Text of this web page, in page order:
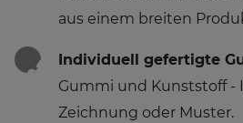
aus einem breiten
Individuell gefertigte
Gummi und Kunststoff -
Zeichnung oder Muster.